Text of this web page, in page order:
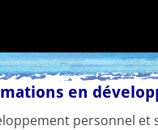
en
personnel